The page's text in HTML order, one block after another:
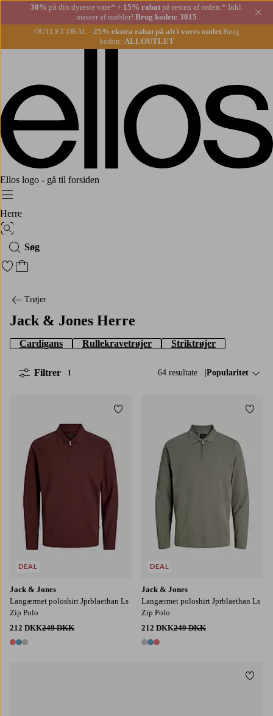
30% på din dyreste vare* + 15% rabatpå resten af orden.* Inkl.
masser af møbler! Brug koden: 3015
OUTLET DEAL - 25% ekstra rabat på alt i vores outlet.Brug
koden: ALLOUTLET
Ellos logo - gå til forsiden
Menu
Herre
Billedsøgning
Søg
Gå til favoritmarkerede produkter
Gå til indkøbskurven
Trøjer
Jack & Jones Herre
Cardigans Rullekravetrøjer Striktrøjer
64 resultate Sorter efter:
Popularitet
Filtrer 1
Jack & Jones
Langærmet poloshirt Jprblaethan Ls
Zip Polo
212 DKK249 DKK
3 farver
DEAL
Tilføj til favoritter
2XL
Jack & Jones
Langærmet poloshirt Jprblaethan Ls
Zip Polo
212 DKK249 DKK
3 farver
DEAL